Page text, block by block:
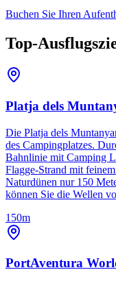
Buchen Sie Ihren
Top-
Platja dels
Die Platja dels
des Campingplatzes.
Bahnlinie mit Camping
Flagge-Strand mit
Naturdünen nur 150
können Sie die Wellen
150m
PortAventura